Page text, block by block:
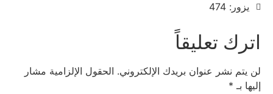
يزور: 474
اترك تعليقاً
لن يتم نشر عنوان بريدك الإلكتروني. الحقول الإلزامية مشار
إليها بـ *